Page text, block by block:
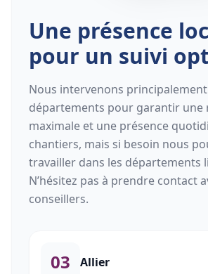
Une présence
pour un suivi
Nous intervenons
départements pour garantir une
maximale et une présence
chantiers, mais si besoin nous
travailler dans les départements
N’hésitez pas à prendre contact
conseillers.
03 Allier